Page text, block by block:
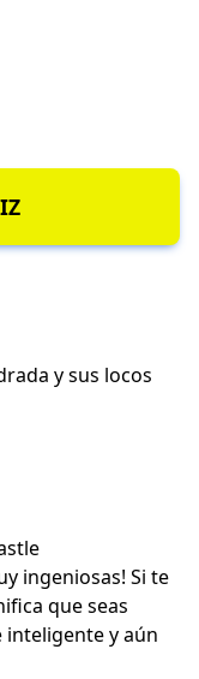
y sus locos
ingeniosas! Si te
que seas
inteligente y aún